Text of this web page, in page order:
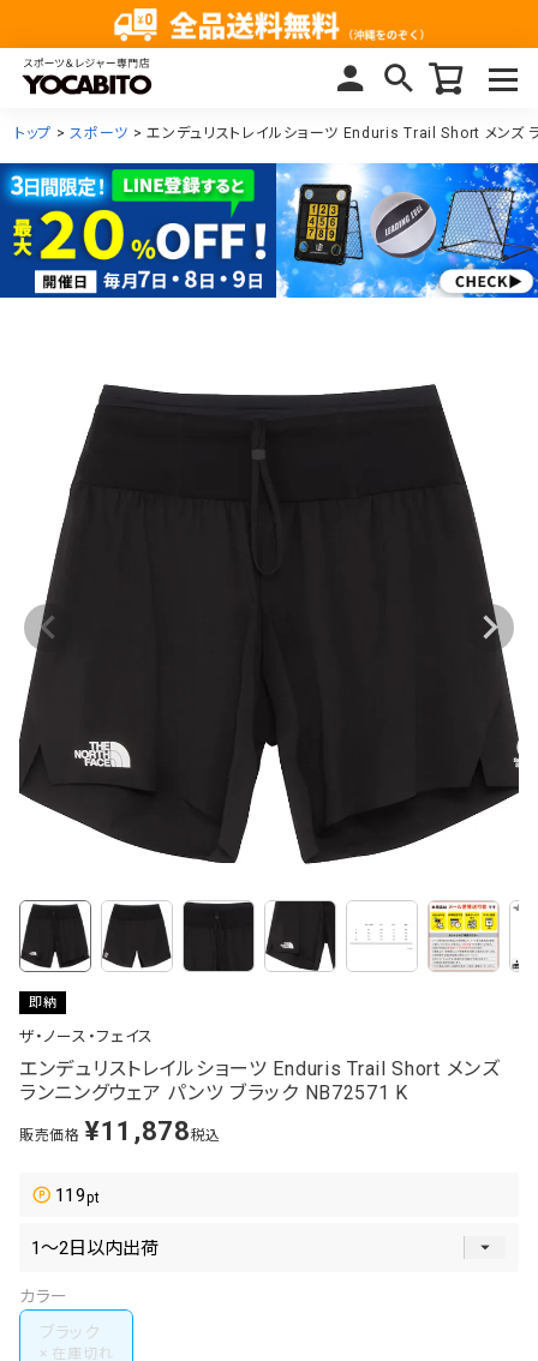
トップ スポーツ エンデュリストレイルショーツ Enduris Trail Short メンズ
即納
ザ・ノース・フェイス
エンデュリストレイルショーツ Enduris Trail Short メンズ
ランニングウェア パンツ ブラック NB72571 K
販売価格 ¥11,878税込
119
カラー
ブラック